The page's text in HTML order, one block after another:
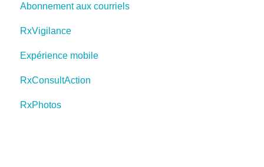
Abonnement aux courriels
RxVigilance
Expérience mobile
RxConsultAction
RxPhotos